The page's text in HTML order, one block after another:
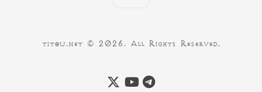
titou.net © 2026. All Rights Reserved.